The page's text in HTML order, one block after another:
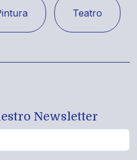
Teatro
Newsletter